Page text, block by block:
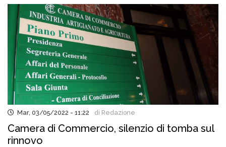
Mar, 03/05/2022 - 11:22 di Redazione
Camera di Commercio, silenzio di tomba sul
rinnovo